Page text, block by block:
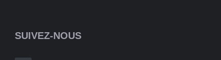
SUIVEZ-NOUS